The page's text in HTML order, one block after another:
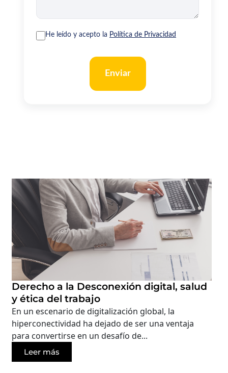
He leído y acepto la Política de Privacidad
Enviar
Derecho a la Desconexión digital, salud
y ética del trabajo
En un escenario de digitalización global, la
hiperconectividad ha dejado de ser una ventaja
para convertirse en un desafío de...
Leer más